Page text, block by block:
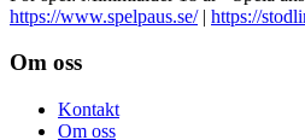
https://www.spelpaus.se/| https://
Footer
Om oss
Kontakt
Om oss